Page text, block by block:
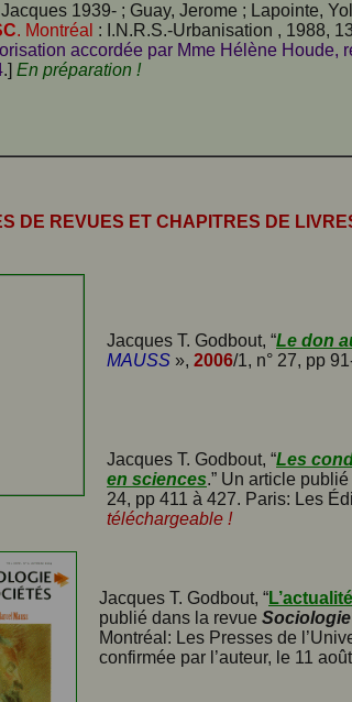
1939- ; Guay, Jerome ; Lapointe,
. Montréal : I.N.R.S.-Urbanisation , 1988,
accordée par Mme Hélène Houde,
.] En préparation !
DE REVUES ET CHAPITRES DE
Jacques T. Godbout, “Le don
MAUSS », 2006/1, n° 27, pp
Jacques T. Godbout, “Les
en sciences.” Un article
24, pp 411 à 427. Paris: Les
téléchargeable !
Jacques T. Godbout, “
publié dans la revue
Montréal: Les Presses de
confirmée par l’auteur, le 11